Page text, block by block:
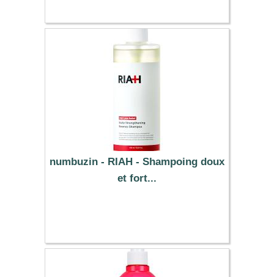
numbuzin - RIAH - Shampoing doux
et fort...